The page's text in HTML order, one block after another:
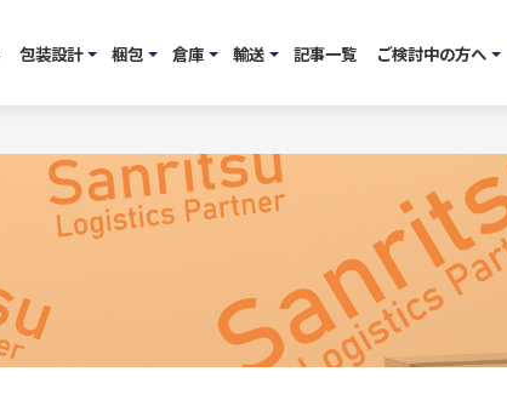
包装設計 梱包 倉庫 輸送 記事一覧 ご検討中の方へ